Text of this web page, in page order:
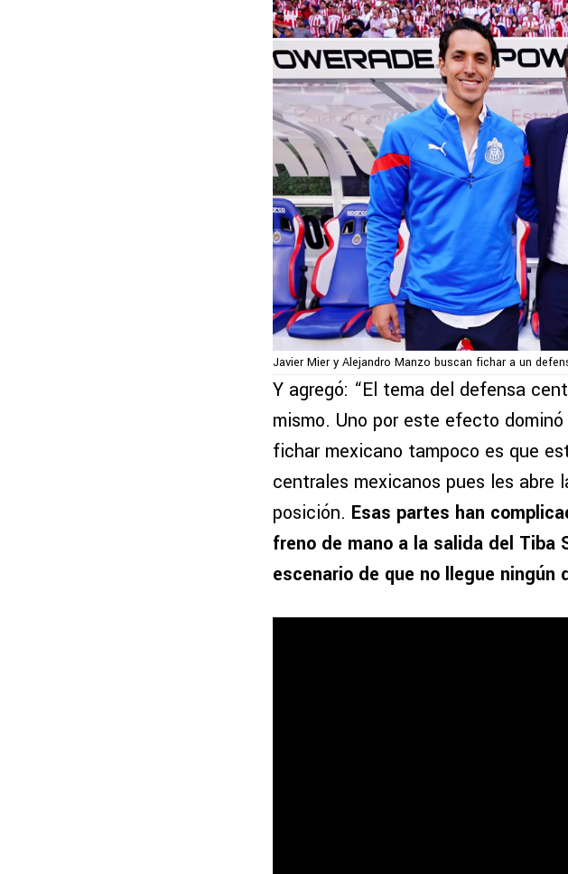
Javier Mier y Alejandro Manzo buscan fichar a un
Y agregó: “El tema del defensa
mismo. Uno por este efecto
fichar mexicano tampoco es que
centrales mexicanos pues les abre
posición. Esas partes han
freno de mano a la salida del Tiba
escenario de que no llegue ningún